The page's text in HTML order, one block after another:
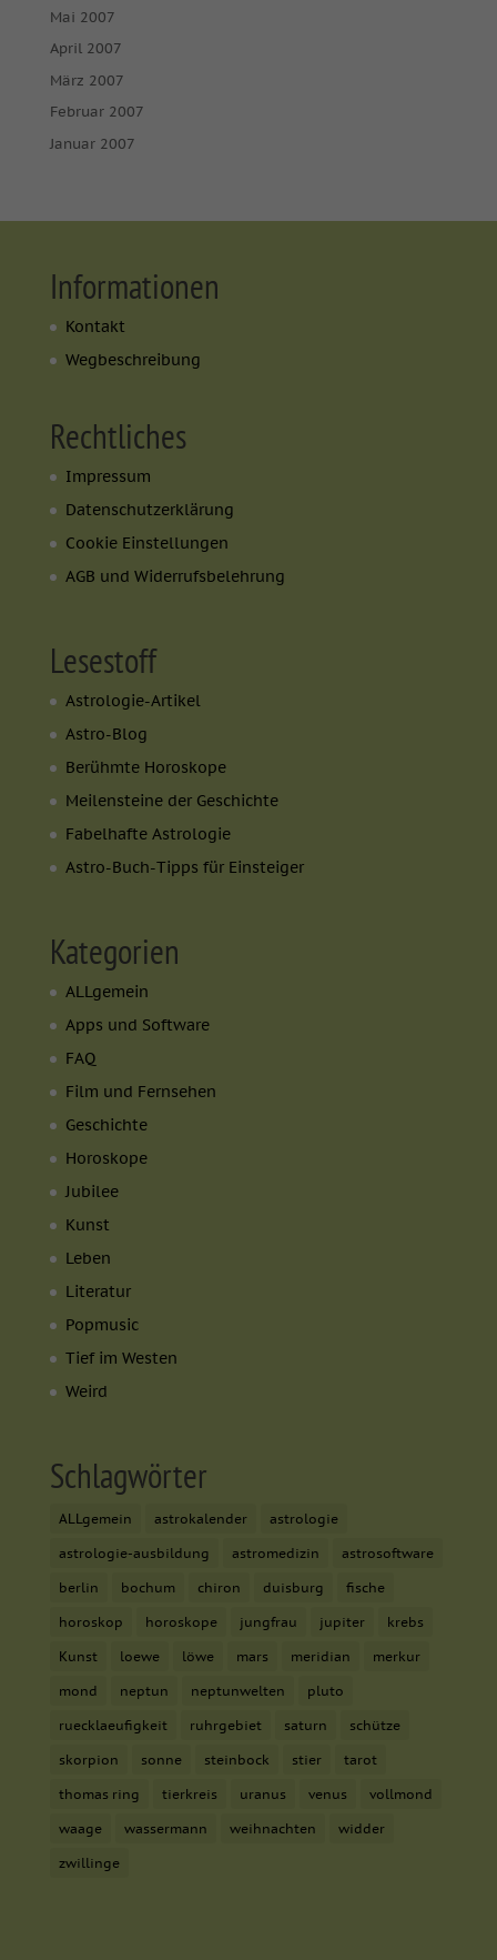
Mai 2007
April 2007
März 2007
Februar 2007
Januar 2007
Informationen
Kontakt
Wegbeschreibung
Rechtliches
Impressum
Datenschutzerklärung
Cookie Einstellungen
AGB und Widerrufsbelehrung
Lesestoff
Astrologie-Artikel
Astro-Blog
Berühmte Horoskope
Meilensteine der Geschichte
Fabelhafte Astrologie
Astro-Buch-Tipps für Einsteiger
Kategorien
ALLgemein
Apps und Software
FAQ
Film und Fernsehen
Geschichte
Horoskope
Jubilee
Kunst
Leben
Literatur
Popmusic
Tief im Westen
Weird
Schlagwörter
ALLgemein astrokalender astrologie
astrologie-ausbildung astromedizin astrosoftware
berlin bochum chiron duisburg fische
horoskop horoskope jungfrau jupiter krebs
Kunst loewe löwe mars meridian merkur
mond neptun neptunwelten pluto
ruecklaeufigkeit ruhrgebiet saturn schütze
skorpion sonne steinbock stier tarot
thomas ring tierkreis uranus venus vollmond
waage wassermann weihnachten widder
zwillinge